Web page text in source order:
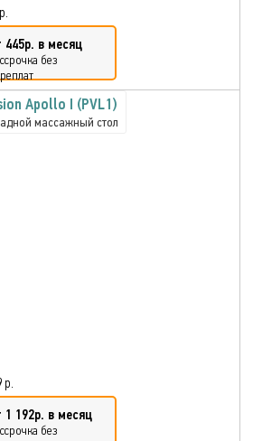
445р. в месяц
без
Apollo I (PVL1)
массажный стол
р.
1 192р. в месяц
без